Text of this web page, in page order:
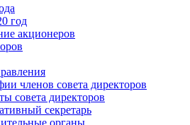
год
акционеров
членов совета директоров
совета директоров
секретарь
органы